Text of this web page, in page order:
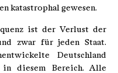
katastrophal gewesen.
ist der Verlust der
zwar für jeden Staat.
Deutschland
diesem Bereich. Alle